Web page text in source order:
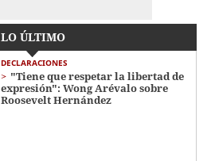
LO ÚLTIMO
DECLARACIONES
"Tiene que respetar la libertad de
expresión": Wong Arévalo sobre
Roosevelt Hernández